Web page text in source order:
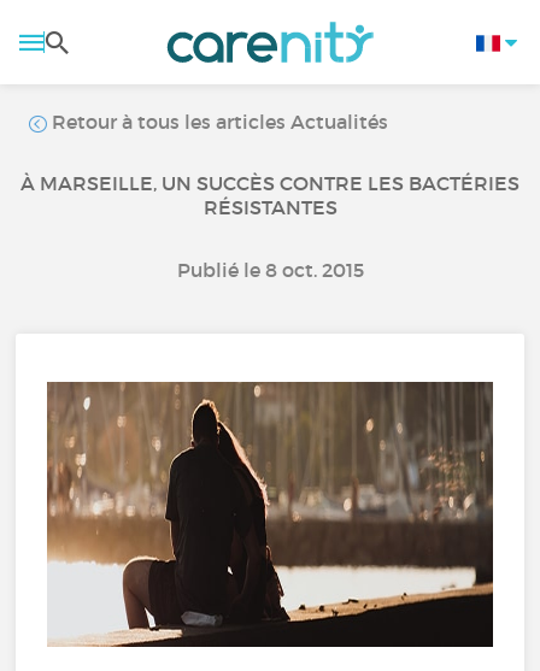
Retour à tous les articles Actualités
À MARSEILLE, UN SUCCÈS CONTRE LES BACTÉRIES
RÉSISTANTES
Publié le 8 oct. 2015